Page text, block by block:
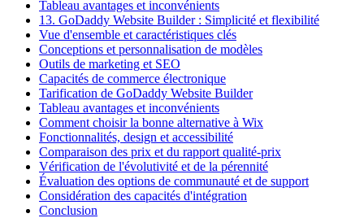
Tableau avantages et inconvénients
13. GoDaddy Website Builder : Simplicité et flexibilité
Vue d'ensemble et caractéristiques clés
Conceptions et personnalisation de modèles
Outils de marketing et SEO
Capacités de commerce électronique
Tarification de GoDaddy Website Builder
Tableau avantages et inconvénients
Comment choisir la bonne alternative à Wix
Fonctionnalités, design et accessibilité
Comparaison des prix et du rapport qualité-prix
Vérification de l'évolutivité et de la pérennité
Évaluation des options de communauté et de support
Considération des capacités d'intégration
Conclusion